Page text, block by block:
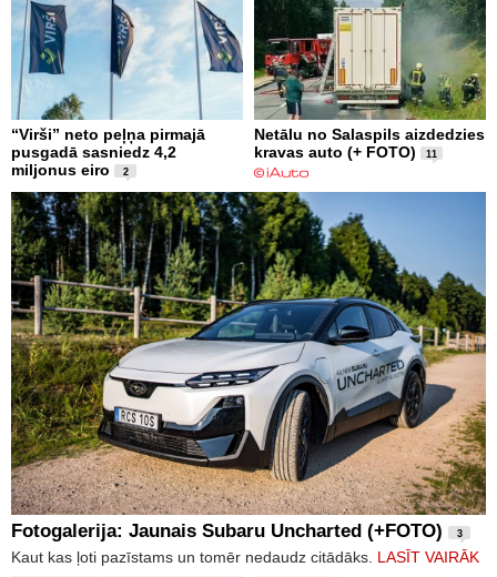
“Virši” neto peļņa pirmajā
pusgadā sasniedz 4,2
miljonus eiro
2
Netālu no Salaspils aizdedzies
kravas auto (+ FOTO)
11
Fotogalerija: Jaunais Subaru Uncharted (+FOTO) 3
Kaut kas ļoti pazīstams un tomēr nedaudz citādāks. LASĪT VAIRĀK